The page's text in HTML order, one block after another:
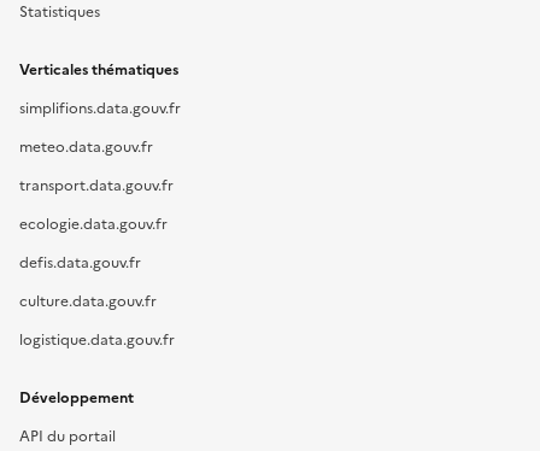
Statistiques
Verticales thématiques
simplifions.data.gouv.fr
meteo.data.gouv.fr
transport.data.gouv.fr
ecologie.data.gouv.fr
defis.data.gouv.fr
culture.data.gouv.fr
logistique.data.gouv.fr
Développement
API du portail